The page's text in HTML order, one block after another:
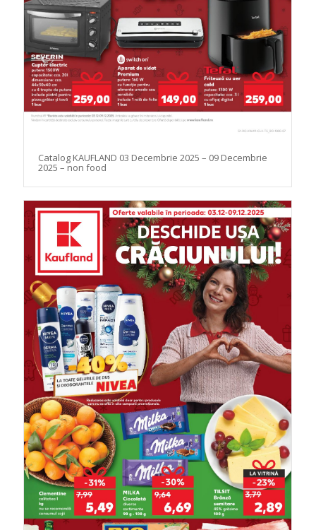
Catalog KAUFLAND 03 Decembrie 2025 – 09 Decembrie
2025 – non food